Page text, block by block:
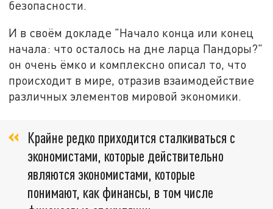
безопасности.
И в своём докладе "Начало конца или конец
начала: что осталось на дне ларца Пандоры?"
он очень ёмко и комплексно описал то, что
происходит в мире, отразив взаимодействие
различных элементов мировой экономики.
Крайне редко приходится сталкиваться с
экономистами, которые действительно
являются экономистами, которые
понимают, как финансы, в том числе